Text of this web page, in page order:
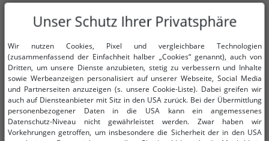
Unser Schutz Ihrer Privatsphäre
Wir nutzen Cookies, Pixel und vergleichbare Technologien
(zusammenfassend der Einfachheit halber „Cookies“ genannt), auch von
Dritten, um unsere Dienste anzubieten, stetig zu verbessern und Inhalte
sowie Werbeanzeigen personalisiert auf unserer Webseite, Social Media
und Partnerseiten anzuzeigen (s. unsere Cookie-Liste). Dabei greifen wir
auch auf Diensteanbieter mit Sitz in den USA zurück. Bei der Übermittlung
personenbezogener Daten in die USA kann ein angemessenes
Datenschutz-Niveau nicht gewährleistet werden. Zwar haben wir
Vorkehrungen getroffen, um insbesondere die Sicherheit der in den USA